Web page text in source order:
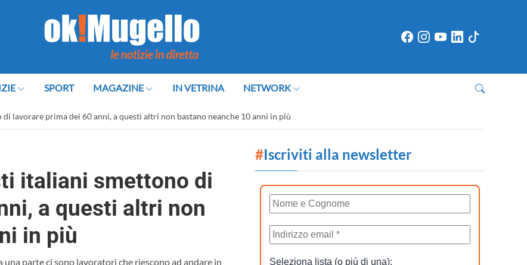
SPORT MAGAZINE IN VETRINA NETWORK
lavorare prima dei 60 anni, a questi altri non bastano neanche 10 anni in più
italiani smettono di
a questi altri non
in più
parte ci sono lavoratori che riescono ad andare in
#Iscriviti alla newsletter